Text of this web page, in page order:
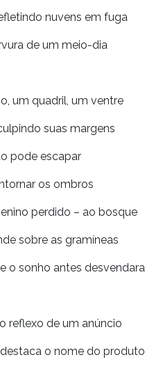
nuvens em fuga
de um meio-dia
um quadril, um ventre
suas margens
pode escapar
os ombros
perdido – ao bosque
sobre as gramíneas
o sonho antes desvendara
reflexo de um anúncio
o nome do produto